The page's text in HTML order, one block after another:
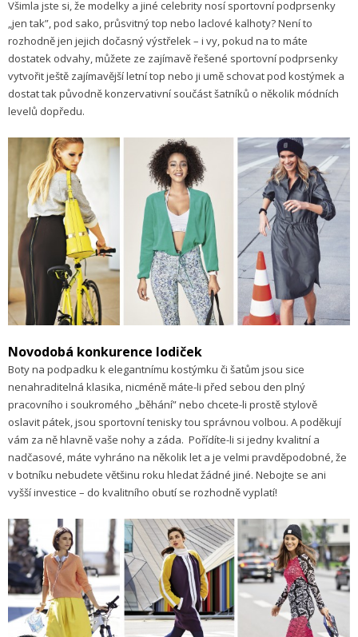
Všimla jste si, že modelky a jiné celebrity nosí sportovní podprsenky
„jen tak”, pod sako, průsvitný top nebo laclové kalhoty? Není to
rozhodně jen jejich dočasný výstřelek – i vy, pokud na to máte
dostatek odvahy, můžete ze zajímavě řešené sportovní podprsenky
vytvořit ještě zajímavější letní top nebo ji umě schovat pod kostýmek a
dostat tak původně konzervativní součást šatníků o několik módních
levelů dopředu.
Novodobá konkurence lodiček
Boty na podpadku k elegantnímu kostýmku či šatům jsou sice
nenahraditelná klasika, nicméně máte-li před sebou den plný
pracovního i soukromého „běhání” nebo chcete-li prostě stylově
oslavit pátek, jsou sportovní tenisky tou správnou volbou. A poděkují
vám za ně hlavně vaše nohy a záda. Pořídíte-li si jedny kvalitní a
nadčasové, máte vyhráno na několik let a je velmi pravděpodobné, že
v botníku nebudete většinu roku hledat žádné jiné. Nebojte se ani
vyšší investice – do kvalitního obutí se rozhodně vyplatí!